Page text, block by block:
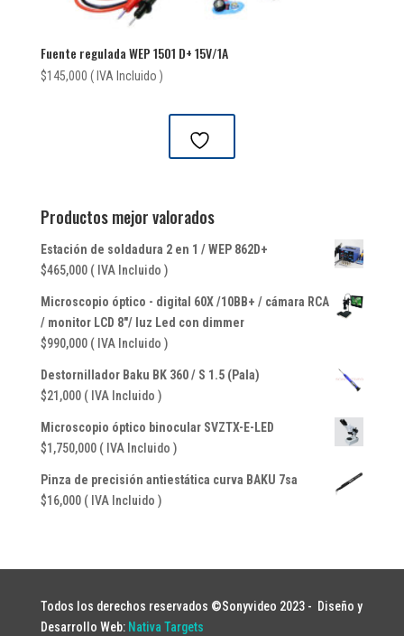
Fuente regulada WEP 1501 D+ 15V/1A
$145,000 ( IVA Incluido )
Productos mejor valorados
Estación de soldadura 2 en 1 / WEP 862D+
$465,000 ( IVA Incluido )
Microscopio óptico - digital 60X /10BB+ / cámara RCA
/ monitor LCD 8"/ luz Led con dimmer
$990,000 ( IVA Incluido )
Destornillador Baku BK 360 / S 1.5 (Pala)
$21,000 ( IVA Incluido )
Microscopio óptico binocular SVZTX-E-LED
$1,750,000 ( IVA Incluido )
Pinza de precisión antiestática curva BAKU 7sa
$16,000 ( IVA Incluido )
Todos los derechos reservados ©Sonyvideo 2023 - Diseño y
Desarrollo Web: Nativa Targets